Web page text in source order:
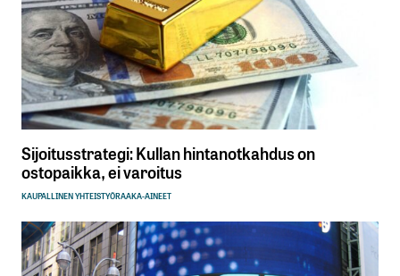
Sijoitusstrategi: Kullan hintanotkahdus on
ostopaikka, ei varoitus
KAUPALLINEN YHTEISTYÖRAAKA-AINEET